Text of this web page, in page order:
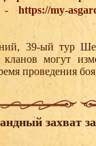
-https://my-
39-ый тур
кланов могут
проведения
захват